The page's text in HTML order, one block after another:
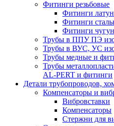
Фитинги резьбовые
Фитинги
Фитинги
Фитинги
Трубы в ППУ ПЭ
Трубы в ВУС, УС
Трубы медные и
Трубы
AL-PERT и фитинги
Детали трубопроводов,
Компенсаторы и
Вибровставки
Компенсаторы
Стержни для